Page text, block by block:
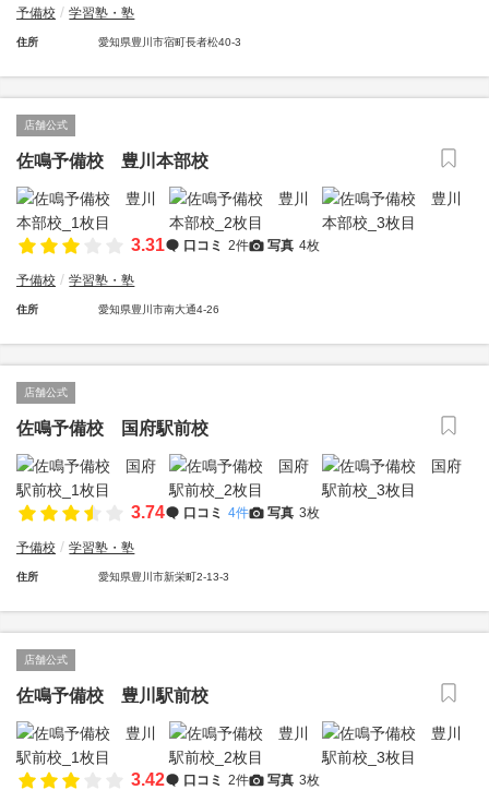
予備校 学習塾・塾
住所 愛知県豊川市宿町長者松40-3
店舗公式
佐鳴予備校 豊川本部校
3.31 口コミ 2件 写真 4枚
予備校 学習塾・塾
住所 愛知県豊川市南大通4-26
店舗公式
佐鳴予備校 国府駅前校
3.74 口コミ 4件 写真 3枚
予備校 学習塾・塾
住所 愛知県豊川市新栄町2-13-3
店舗公式
佐鳴予備校 豊川駅前校
3.42 口コミ 2件 写真 3枚